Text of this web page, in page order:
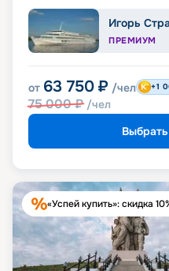
Игорь
ПРЕМИУМ
от 63 750 ₽ /чел
75 000₽ /чел
+1
«Успей купить»: скидка